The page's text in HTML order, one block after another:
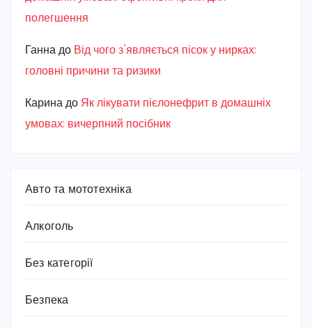
полегшення
Ганна до Від чого з’являється пісок у нирках:
головні причини та ризики
Карина до Як лікувати пієлонефрит в домашніх
умовах: вичерпний посібник
Авто та мототехніка
Алкоголь
Без категорії
Безпека